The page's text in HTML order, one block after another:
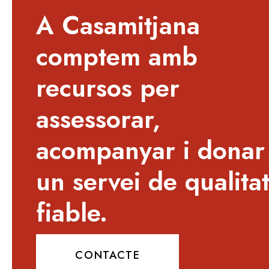
A Casamitjana
comptem amb
recursos per
assessorar,
acompanyar i donar
un servei de
fiable.
CONTACTE